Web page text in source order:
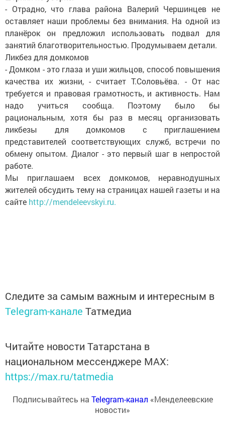
- Отрадно, что глава района Валерий Чершинцев не
оставляет наши проблемы без внимания. На одной из
планёрок он предложил использовать подвал для
занятий благотворительностью. Продумываем детали.
Ликбез для домкомов
- Домком - это глаза и уши жильцов, способ повышения
качества их жизни, - считает Т.Соловьёва. - От нас
требуется и правовая грамотность, и активность. Нам
надо учиться сообща. Поэтому было бы
рациональным, хотя бы раз в месяц организовать
ликбезы для домкомов с приглашением
представителей соответствующих служб, встречи по
обмену опытом. Диалог - это первый шаг в непростой
работе.
Мы приглашаем всех домкомов, неравнодушных
жителей обсудить тему на страницах нашей газеты и на
сайте http://mendeleevskyi.ru.
Следите за самым важным и интересным в
Telegram-канале Татмедиа
Читайте новости Татарстана в
национальном мессенджере MАХ:
https://max.ru/tatmedia
Подписывайтесь на Telegram-канал «Менделеевские
новости»